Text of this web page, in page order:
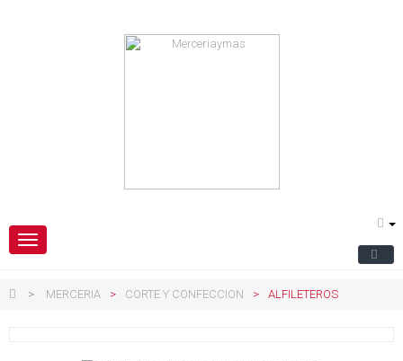
Navegación
Toggle
> MERCERIA > CORTE Y CONFECCION > ALFILETEROS